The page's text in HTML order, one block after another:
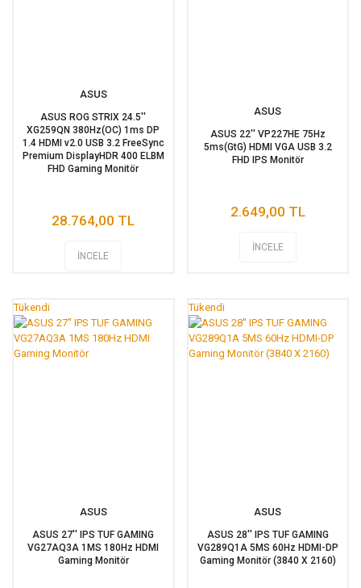
ASUS
ASUS ROG STRIX 24.5''
XG259QN 380Hz(OC) 1ms DP
1.4 HDMI v2.0 USB 3.2 FreeSync
Premium DisplayHDR 400 ELBM
FHD Gaming Monitör
28.764,00 TL
İNCELE
ASUS
ASUS 22'' VP227HE 75Hz
5ms(GtG) HDMI VGA USB 3.2
FHD IPS Monitör
2.649,00 TL
İNCELE
Tükendi
ASUS
ASUS 27'' IPS TUF GAMING
VG27AQ3A 1MS 180Hz HDMI
Gaming Monitör
Tükendi
ASUS
ASUS 28'' IPS TUF GAMING
VG289Q1A 5MS 60Hz HDMI-DP
Gaming Monitör (3840 X 2160)